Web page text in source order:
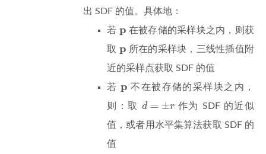
出 SDF 的值。具体地：
若 p
p 在被存储的采样块之内，则获
取 p
p 所在的采样块，三线性插值附
近的采样点获取 SDF 的值
若 p
p 不在被存储的采样块之内，
则：取 d = ±r
d=
作为 SDF 的近似
值，或者用水平集算法获取 SDF 的
值